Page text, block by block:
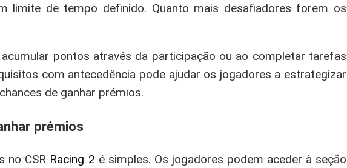
limite de tempo definido. Quanto mais desafiadores forem os
pontos através da participação ou ao completar tarefas
com antecedência pode ajudar os jogadores a estrategizar
de ganhar prémios.
prémios
no CSR Racing 2 é simples. Os jogadores podem aceder à seção